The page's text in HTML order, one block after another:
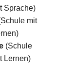
Sprache)
mit
(Schule
Lernen)